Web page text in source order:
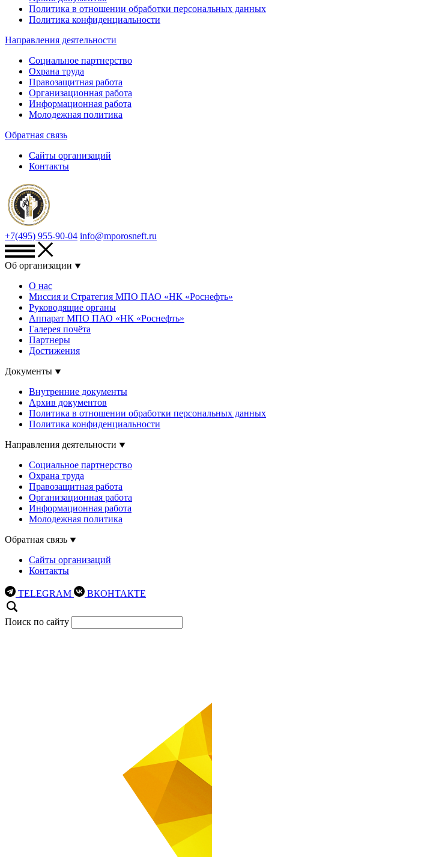
Политика в отношении обработки персональных данных
Политика конфиденциальности
Направления деятельности
Социальное партнерство
Охрана труда
Правозащитная работа
Организационная работа
Информационная работа
Молодежная политика
Обратная связь
Сайты организаций
Контакты
+7(495) 955-90-04 info@mporosneft.ru
Об организации
О нас
Миссия и Стратегия МПО ПАО «НК «Роснефть»
Руководящие органы
Аппарат МПО ПАО «НК «Роснефть»
Галерея почёта
Партнеры
Достижения
Документы
Внутренние документы
Архив документов
Политика в отношении обработки персональных данных
Политика конфиденциальности
Направления деятельности
Социальное партнерство
Охрана труда
Правозащитная работа
Организационная работа
Информационная работа
Молодежная политика
Обратная связь
Сайты организаций
Контакты
TELEGRAM ВКОНТАКТЕ
Поиск по сайту